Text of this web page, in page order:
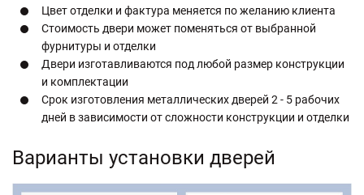
Цвет отделки и фактура меняется по желанию клиента
Стоимость двери может поменяться от выбранной
фурнитуры и отделки
Двери изготавливаются под любой размер конструкции
и комплектации
Срок изготовления металлических дверей 2 - 5 рабочих
дней в зависимости от сложности конструкции и отделки
Варианты установки дверей